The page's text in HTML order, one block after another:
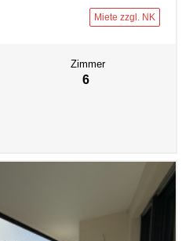
Miete zzgl. NK
Zimmer
6